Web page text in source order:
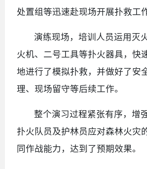
处置组等迅速赴现场开展扑救工作
演练现场，培训人员运用灭
火机、二号工具等扑火器具，快
地进行了模拟扑救，并做好了安
理、现场留守等后续工作。
整个演习过程紧张有序，增
扑火队员及护林员应对森林火灾
同作战能力，达到了预期效果。